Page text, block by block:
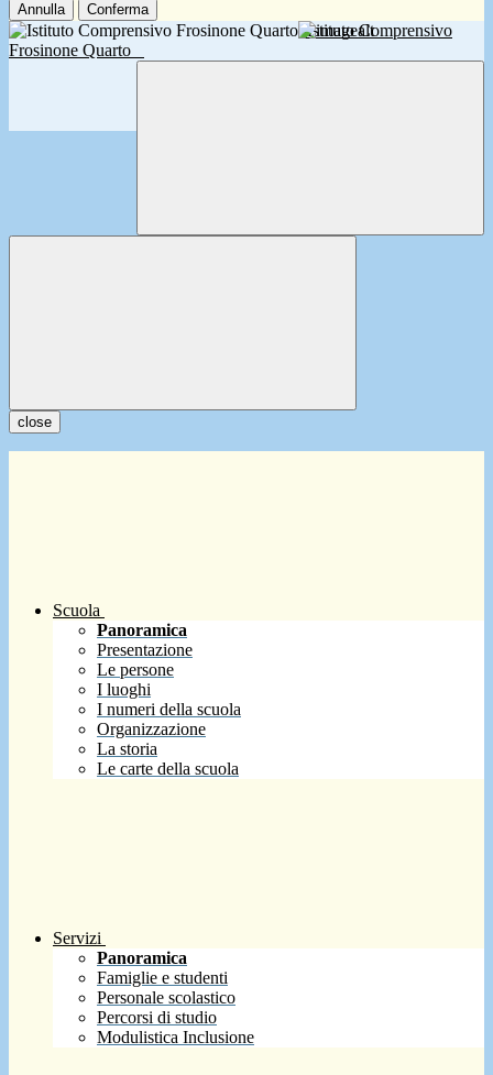
Annulla Conferma
Istituto Comprensivo
Frosinone Quarto
close
Scuola
Panoramica
Presentazione
Le persone
I luoghi
I numeri della scuola
Organizzazione
La storia
Le carte della scuola
Servizi
Panoramica
Famiglie e studenti
Personale scolastico
Percorsi di studio
Modulistica Inclusione